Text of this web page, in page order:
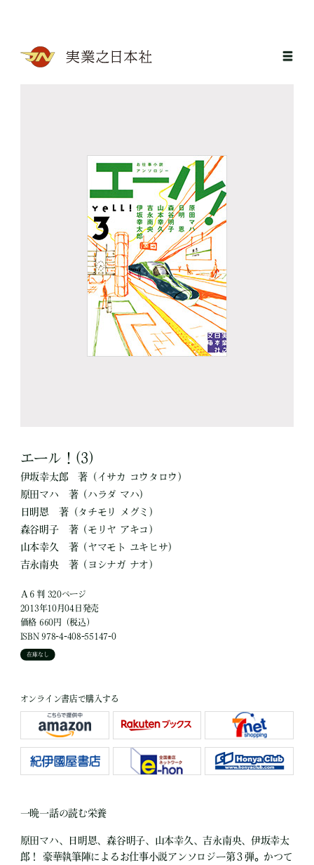
エール！(3)
伊坂幸太郎 著 （イサカ コウタロウ）
原田マハ
著（ハラダ マハ）
日明恩
著（タチモリ メグミ）
森谷明子
著（モリヤ アキコ）
山本幸久
著（ヤマモト ユキヒサ）
吉永南央
著（ヨシナガ ナオ）
Ａ６判 320ページ
2013年10月04日発売
価格 660円（税込）
ISBN 978-4-408-55147-0
在庫なし
オンライン書店で購入する
一晩一話の読む栄養
原田マハ、日明恩、森谷明子、山本幸久、吉永南央、伊坂幸太
郎！ 豪華執筆陣によるお仕事小説アンソロジー第３弾。かつて